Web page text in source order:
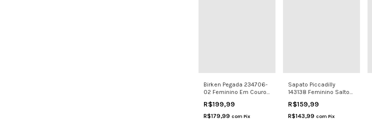
Birken Pegada 234706-
02 Feminino Em Couro
R$199,99
R$179,99 com Pix
Sapato Piccadilly
143138 Feminino Salto
R$159,99
R$143,99 com Pix